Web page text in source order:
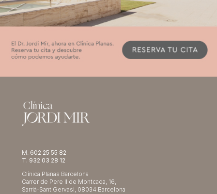
M. 602 25 55 82
T. 932 03 28 12
Clínica Planas Barcelona
Carrer de Pere II de Montcada, 16,
Sarrià-Sant Gervasi, 08034 Barcelona